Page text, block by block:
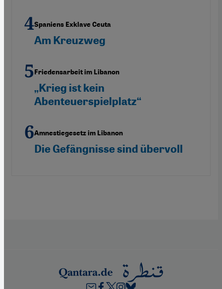
Spaniens Exklave Ceuta
Am Kreuzweg
Friedensarbeit im Libanon
„Krieg ist kein
Abenteuerspielplatz“
Amnestiegesetz im Libanon
Die Gefängnisse sind übervoll